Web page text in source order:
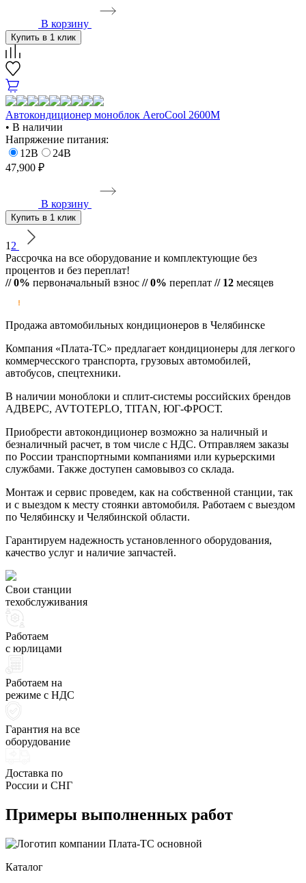
В корзину
Купить в 1 клик
Автокондиционер моноблок AeroCool 2600M
• В наличии
Напряжение питания:
12В
24В
47,900 ₽
В корзину
Купить в 1 клик
1 2
Рассрочка на все оборудование и комплектующие без
процентов и без переплат!
// 0% первоначальный взнос // 0% переплат // 12 месяцев
Продажа автомобильных кондиционеров в Челябинске
Компания «Плата-ТС» предлагает кондиционеры для легкого
коммерчесского транспорта, грузовых автомобилей,
автобусов, спецтехники.
В наличии моноблоки и сплит-системы российских брендов
АДВЕРС, AVTOTEPLO, TITAN, ЮГ-ФРОСТ.
Приобрести автокондиционер возможно за наличный и
безналичный расчет, в том числе с НДС. Отправляем заказы
по России транспортными компаниями или курьерскими
службами. Также доступен самовывоз со склада.
Монтаж и сервис проведем, как на собственной станции, так
и с выездом к месту стоянки автомобиля. Работаем с выездом
по Челябинску и Челябинской области.
Гарантируем надежность установленного оборудования,
качество услуг и наличие запчастей.
Свои станции
техобслуживания
Работаем
с юрлицами
Работаем на
режиме с НДС
Гарантия на все
оборудование
Доставка по
России и СНГ
Примеры выполненных работ
Каталог